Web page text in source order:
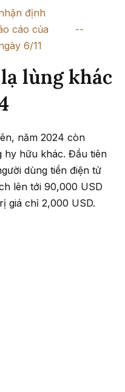
định
cáo của
6/11
lùng khác
năm 2024 còn
hy hữu khác. Đầu tiên
dùng tiền điện tử
lên tới 90,000 USD
giá chỉ 2,000 USD.